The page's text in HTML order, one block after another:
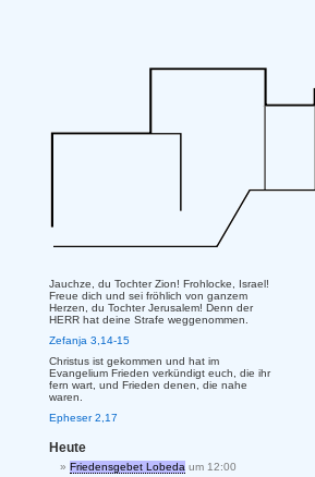
Jauchze, du Tochter Zion! Frohlocke, Israel!
Freue dich und sei fröhlich von ganzem
Herzen, du Tochter Jerusalem! Denn der
HERR hat deine Strafe weggenommen.
Zefanja 3,14-15
Christus ist gekommen und hat im
Evangelium Frieden verkündigt euch, die ihr
fern wart, und Frieden denen, die nahe
waren.
Epheser 2,17
Heute
Friedensgebet Lobeda um 12:00